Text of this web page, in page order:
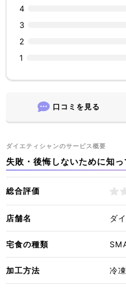
4
3
2
1
口コミを見る
ダイエティシャンのサービス概要
失敗・後悔しないために知
総合評価
店舗名 ダ
宅食の種類
加工方法 冷凍